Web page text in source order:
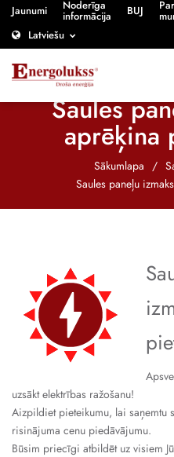
Jaunumi Noderīga
informācija BUJ Par
Latviešu
Saules
aprēķina
Sākumlapa /
Saules paneļu
uzsākt elektrības ražošanu!
Aizpildiet pieteikumu, lai saņemtu
risinājuma cenu piedāvājumu.
Būsim priecīgi atbildēt uz visiem